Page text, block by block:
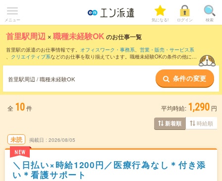
メニュー 気になる! ログイン 検索
首里駅周辺 ×職種未経験OK のお仕事一覧
首里駅の派遣のお仕事情報です。 オフィスワーク・事務系、 営業・販売・サービス系
、 クリエイティブ系などのお仕事を取り揃えています。職種未経験OKの条件の他に、
首里駅周辺 / 職種未経験OK 条件の変更
全 10件 平均時給: 1,290 円
新着順 時給順
未読
NEW
掲載日 2026/08/05
＼日払い×時給1200円／医療行為なし＊付き添
い＊看護サポート